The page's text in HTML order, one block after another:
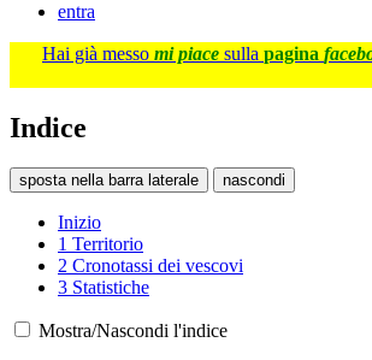
entra
Hai già messo mi piace sulla pagina
Indice
sposta nella barra laterale nascondi
Inizio
1 Territorio
2 Cronotassi dei vescovi
3 Statistiche
Mostra/Nascondi l'indice